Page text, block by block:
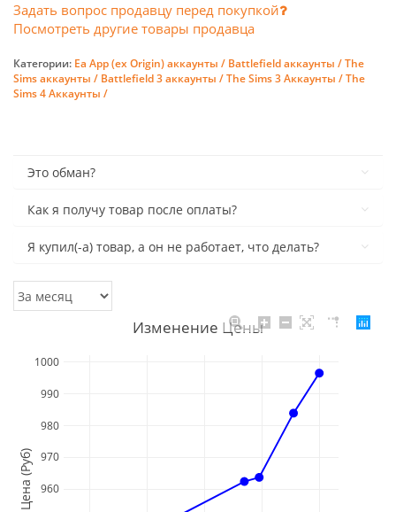
Задать вопрос продавцу перед покупкой
Посмотреть другие товары продавца
Категории: Ea App (ex Origin) аккаунты / Battlefield аккаунты /The
Sims аккаунты / Battlefield 3 аккаунты /The Sims 3 Аккаунты /The
Sims 4 Аккаунты /
Это обман?
Как я получу товар после оплаты?
Я купил(-а) товар, а он не работает, что делать?
960
970
980
990
1000
Изменение Цены
Цена (Руб)